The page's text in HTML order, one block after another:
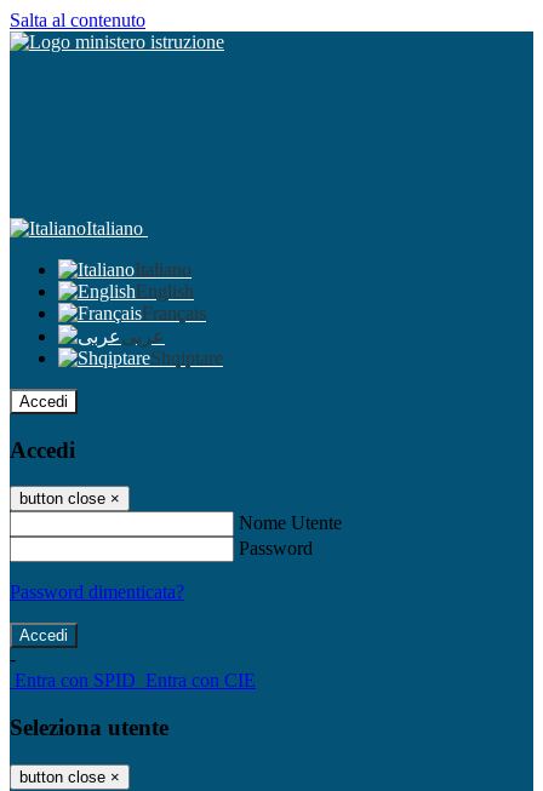
Salta al contenuto
Italiano
Italiano
English
Français
عربى
Shqiptare
Accedi
Accedi
button close ×
Nome Utente
Password
Password dimenticata?
-
Entra con SPID Entra con CIE
Seleziona utente
button close ×